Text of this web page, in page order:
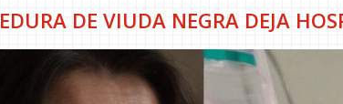
DE VIUDA NEGRA DEJA